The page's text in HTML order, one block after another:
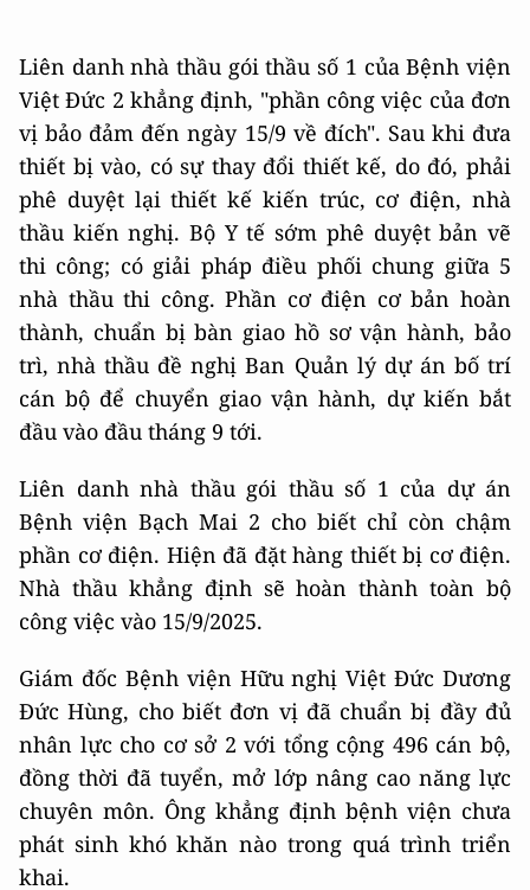
Liên danh nhà thầu gói thầu số 1 của Bệnh viện
Việt Đức 2 khẳng định, "phần công việc của đơn
vị bảo đảm đến ngày 15/9 về đích". Sau khi đưa
thiết bị vào, có sự thay đổi thiết kế, do đó, phải
phê duyệt lại thiết kế kiến trúc, cơ điện, nhà
thầu kiến nghị. Bộ Y tế sớm phê duyệt bản vẽ
thi công; có giải pháp điều phối chung giữa 5
nhà thầu thi công. Phần cơ điện cơ bản hoàn
thành, chuẩn bị bàn giao hồ sơ vận hành, bảo
trì, nhà thầu đề nghị Ban Quản lý dự án bố trí
cán bộ để chuyển giao vận hành, dự kiến bắt
đầu vào đầu tháng 9 tới.
Liên danh nhà thầu gói thầu số 1 của dự án
Bệnh viện Bạch Mai 2 cho biết chỉ còn chậm
phần cơ điện. Hiện đã đặt hàng thiết bị cơ điện.
Nhà thầu khẳng định sẽ hoàn thành toàn bộ
công việc vào 15/9/2025.
Giám đốc Bệnh viện Hữu nghị Việt Đức Dương
Đức Hùng, cho biết đơn vị đã chuẩn bị đầy đủ
nhân lực cho cơ sở 2 với tổng cộng 496 cán bộ,
đồng thời đã tuyển, mở lớp nâng cao năng lực
chuyên môn. Ông khẳng định bệnh viện chưa
phát sinh khó khăn nào trong quá trình triển
khai.